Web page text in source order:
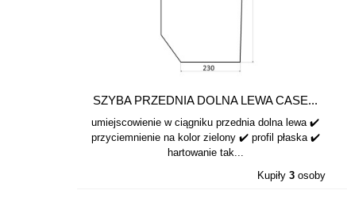
SZYBA PRZEDNIA DOLNA LEWA CASE...
umiejscowienie w ciągniku przednia dolna lewa ✔️
przyciemnienie na kolor zielony ✔️ profil płaska ✔️
hartowanie tak...
Kupiły3 osoby